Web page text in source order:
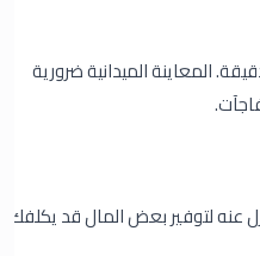
المعاينة الميدانية ضرورية
عنه لتوفير بعض المال قد يكلفك